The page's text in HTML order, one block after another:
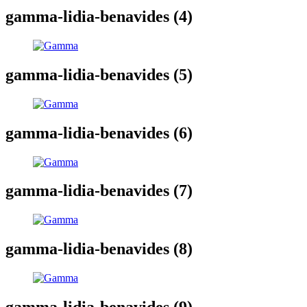
gamma-lidia-benavides (4)
gamma-lidia-benavides (5)
gamma-lidia-benavides (6)
gamma-lidia-benavides (7)
gamma-lidia-benavides (8)